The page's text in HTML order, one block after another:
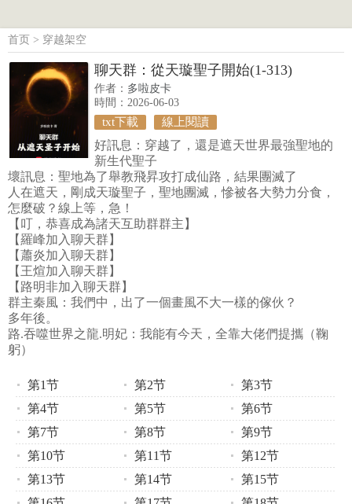
首页 > 穿越架空
聊天群：從天璇聖子開始(1-313)
作者： 多啦皮卡
時間：2026-06-03
txt下載 線上閱讀
好訊息：穿越了，還是遮天世界最強聖地的
新生代聖子
壞訊息：聖地為了舉教飛昇攻打成仙路，結果團滅了
人在遮天，剛成天璇聖子，聖地團滅，慘被各大勢力分食，
怎麼破？線上等，急！
【叮，恭喜成為諸天互助群群主】
【羅峰加入聊天群】
【蕭炎加入聊天群】
【王煊加入聊天群】
【路明非加入聊天群】
群主秦風：我們中，出了一個畫風不大一樣的傢伙？
多年後。
路.吞噬世界之龍.明妃：我能有今天，全靠大佬們提攜（鞠
躬）
第1节 第2节
第3节
第4节
第5节
第6节
第7节
第8节
第9节
第10节
第11节
第12节
第13节
第14节
第15节